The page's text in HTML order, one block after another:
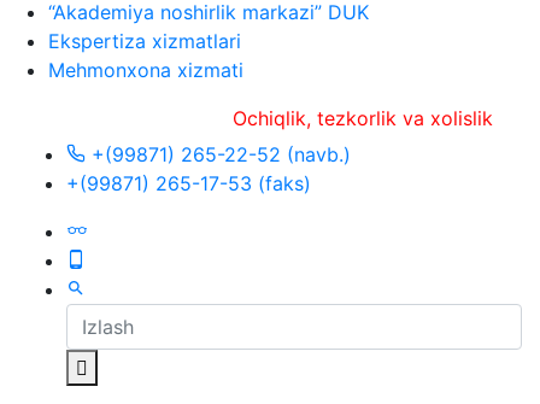
“Akademiya noshirlik markazi” DUK
Ekspertiza xizmatlari
Mehmonxona xizmati
Ochiqlik, tezkorlik va xolislik
+(99871) 265-22-52 (navb.)
+(99871) 265-17-53 (faks)